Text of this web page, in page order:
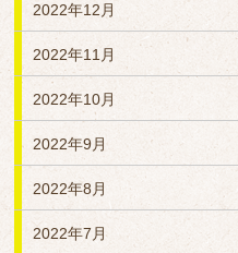
2022年12月
2022年11月
2022年10月
2022年9月
2022年8月
2022年7月